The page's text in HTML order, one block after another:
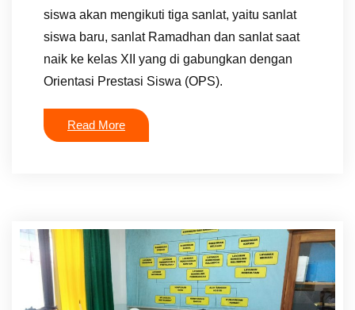
siswa akan mengikuti tiga sanlat, yaitu sanlat
siswa baru, sanlat Ramadhan dan sanlat saat
naik ke kelas XII yang di gabungkan dengan
Orientasi Prestasi Siswa (OPS).
Read More